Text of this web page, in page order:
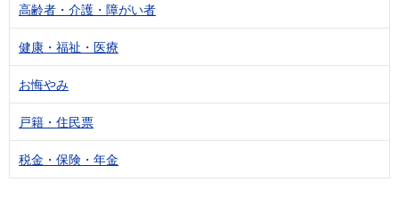
高齢者・介護・障がい者
健康・福祉・医療
お悔やみ
戸籍・住民票
税金・保険・年金